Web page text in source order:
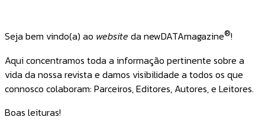
Seja bem vindo(a) ao website da newDATAmagazine®!
Aqui concentramos toda a informação pertinente sobre a
vida da nossa revista e damos visibilidade a todos os que
connosco colaboram: Parceiros, Editores, Autores, e Leitores.
Boas leituras!